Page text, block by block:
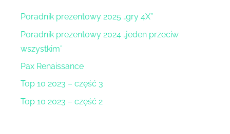
Poradnik prezentowy 2025 „gry 4X”
Poradnik prezentowy 2024 „jeden przeciw
wszystkim”
Pax Renaissance
Top 10 2023 – część 3
Top 10 2023 – część 2